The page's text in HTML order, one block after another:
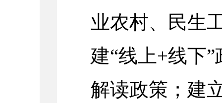
业农村、民生
建“线上+线下
解读政策；建